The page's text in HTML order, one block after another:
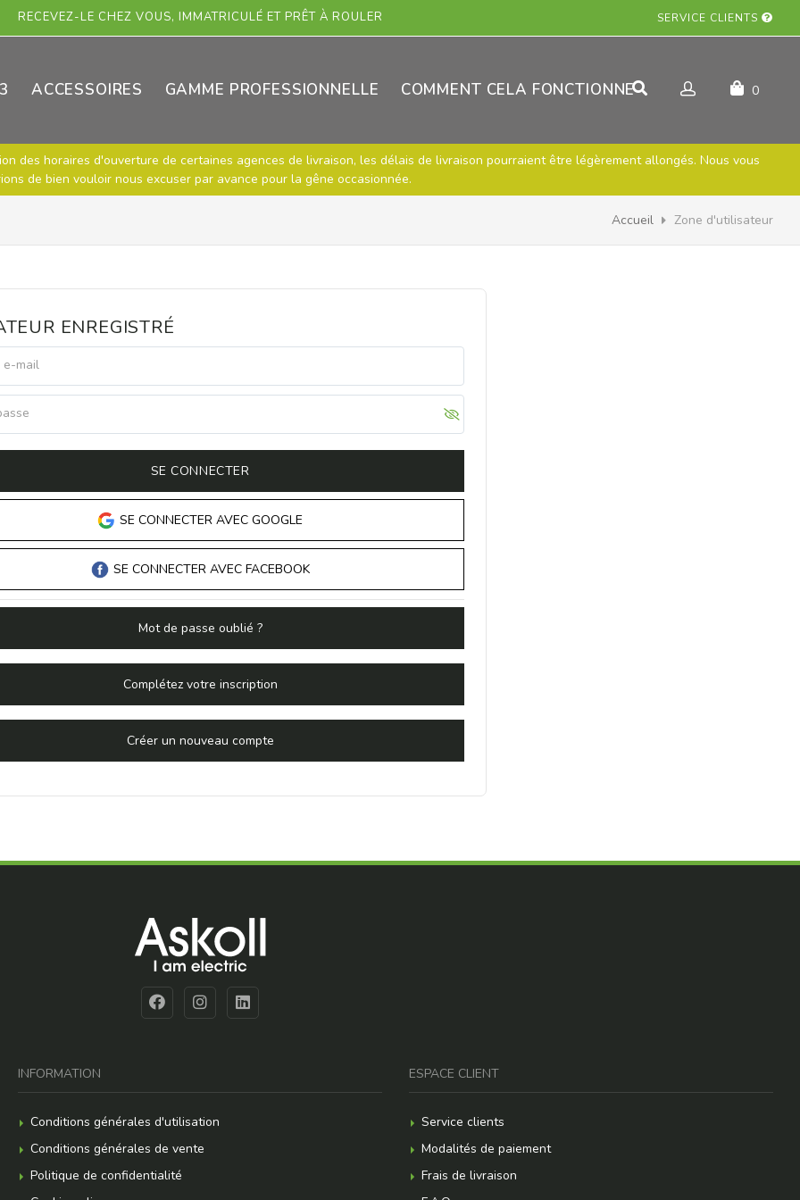
RECEVEZ-LE CHEZ VOUS, IMMATRICULÉ ET PRÊT À ROULER SERVICE CLIENTS
ACCESSOIRES GAMME PROFESSIONNELLE COMMENT CELA FONCTIONNE 0
des horaires d'ouverture de certaines agences de livraison, les délais de livraison pourraient être légèrement allongés. Nous vous
de bien vouloir nous excuser par avance pour la gêne occasionnée.
Accueil Zone d'utilisateur
ENREGISTRÉ
SE CONNECTER
SE CONNECTER AVEC GOOGLE
SE CONNECTER AVEC FACEBOOK
Mot de passe oublié ?
Complétez votre inscription
Créer un nouveau compte
INFORMATION
Conditions générales d'utilisation
Conditions générales de vente
Politique de confidentialité
ESPACE CLIENT
Service clients
Modalités de paiement
Frais de livraison